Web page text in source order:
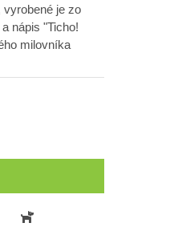
vyrobené je zo
nápis "Ticho!
milovníka